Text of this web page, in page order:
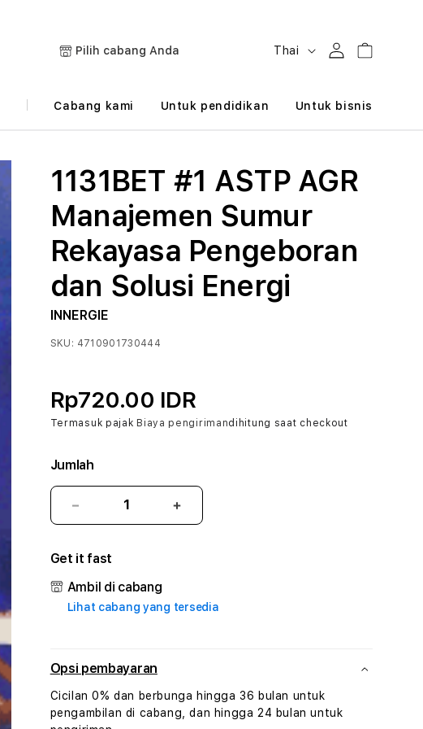
Pilih cabang Anda
B
h
a
Thai MasukKeranjang
Cabang kami Untuk pendidikan Untuk bisnis
1131BET #1 ASTP AGR
Manajemen Sumur
Rekayasa Pengeboran
dan Solusi Energi
INNERGIE
SKU: 4710901730444
Rp720.00 IDR
Termasuk pajak Biaya pengirimandihitung saat checkout
Jumlah
Kurangi
jumlah
1131BET
#1
ASTP
AGR
Rekayasa
dan
Solusi
Tambah
jumlah
ASTP
AGR
dan
Solusi
Get it fast
Ambil di cabang
Lihat cabang yang tersedia
Opsi pembayaran
Cicilan 0% dan berbunga hingga 36 bulan untuk
pengambilan di cabang, dan hingga 24 bulan untuk